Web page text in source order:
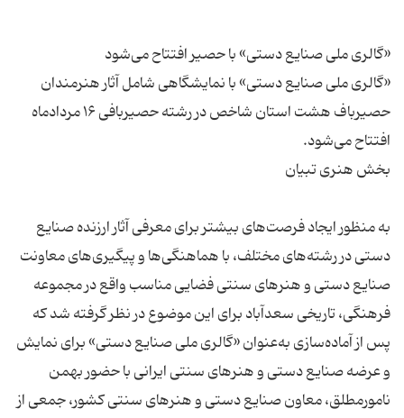
«گالری ملی صنایع دستی» با نمایشگاهی شامل آثار هنرمندان
حصیرباف هشت استان شاخص در رشته حصیربافی ۱۶ مردادماه
به منظور ایجاد فرصت‌های بیشتر برای معرفی آثار ارزنده صنایع
دستی در رشته‌های مختلف، با هماهنگی‌ها و پیگیری‌های معاونت
صنایع دستی و هنرهای سنتی فضایی مناسب واقع در مجموعه
فرهنگی، تاریخی سعدآباد برای این موضوع در نظر گرفته شد که
پس از آماده‌سازی به‌عنوان «گالری ملی صنایع دستی» برای نمایش
و عرضه صنایع دستی و هنرهای سنتی ایرانی با حضور بهمن
نامورمطلق، معاون صنایع دستی و هنرهای سنتی کشور، جمعی از